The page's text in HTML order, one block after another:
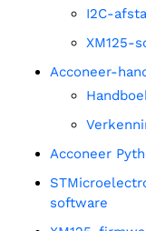
I2C-
XM125-
Acconeer-
Acconeer
STMicroelectronics STM32CubeProgrammer-
software